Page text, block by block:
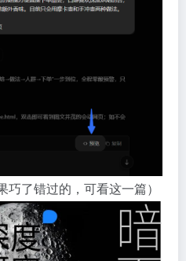
巧了错过的，可看这一篇）